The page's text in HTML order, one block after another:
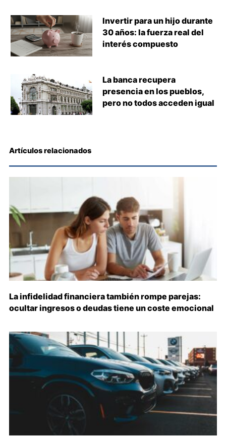
Invertir para un hijo durante
30 años: la fuerza real del
interés compuesto
La banca recupera
presencia en los pueblos,
pero no todos acceden igual
Artículos relacionados
La infidelidad financiera también rompe parejas:
ocultar ingresos o deudas tiene un coste emocional